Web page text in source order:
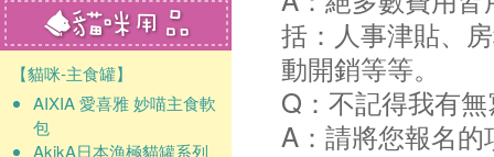
【貓咪-主食罐】
AIXIA 愛喜雅 妙喵主食軟
包
AkikA日本漁極貓罐系列
括：人事津貼、
動開銷等等。
Q：不記得我有
A：請將您報名